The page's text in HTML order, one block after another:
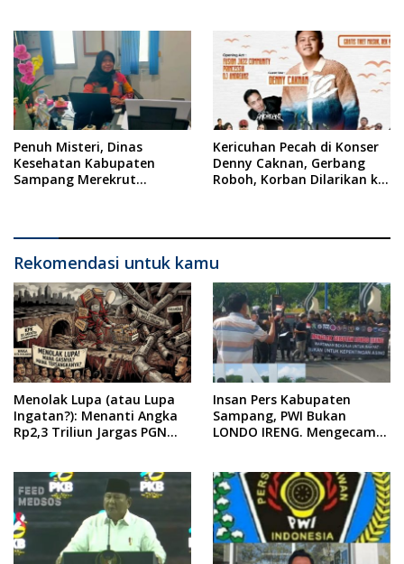
Sampang Angkat Bicara
Penuh Misteri, Dinas
Kesehatan Kabupaten
Sampang Merekrut
Kericuhan Pecah di Konser
Denny Caknan, Gerbang
Roboh, Korban Dilarikan ke
Rekomendasi untuk kamu
Menolak Lupa (atau Lupa
Ingatan?): Menanti Angka
Rp2,3 Triliun Jargas PGN
Insan Pers Kabupaten
Sampang, PWI Bukan
LONDO IRENG. Mengecam
Republik Indonesia